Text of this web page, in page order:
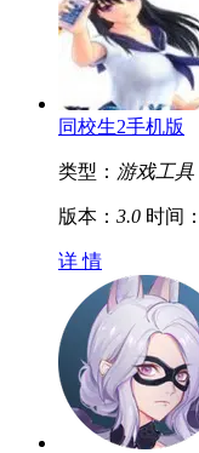
同校生2手机版
类型： 游戏工具
版本： 3.0 时间：
详 情